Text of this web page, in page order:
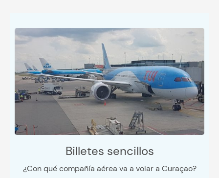
Billetes sencillos
¿Con qué compañía aérea va a volar a Curaçao?